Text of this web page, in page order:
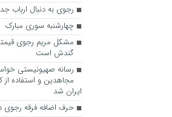
رجوی به دنبال ارباب
چهارشنبه سوری مبارک
مشکل مریم رجوی
گندش است
رسانه صهیونیستی
مجاهدین و استفاده از
ایران شد
حرف اضافه فرقه